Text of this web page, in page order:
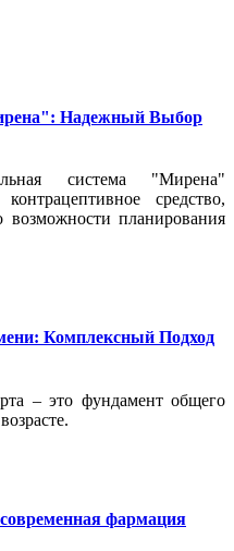
Надежный Выбор
система "Мирена"
средство,
возможности планирования
Комплексный Подход
– это фундамент общего
фармация